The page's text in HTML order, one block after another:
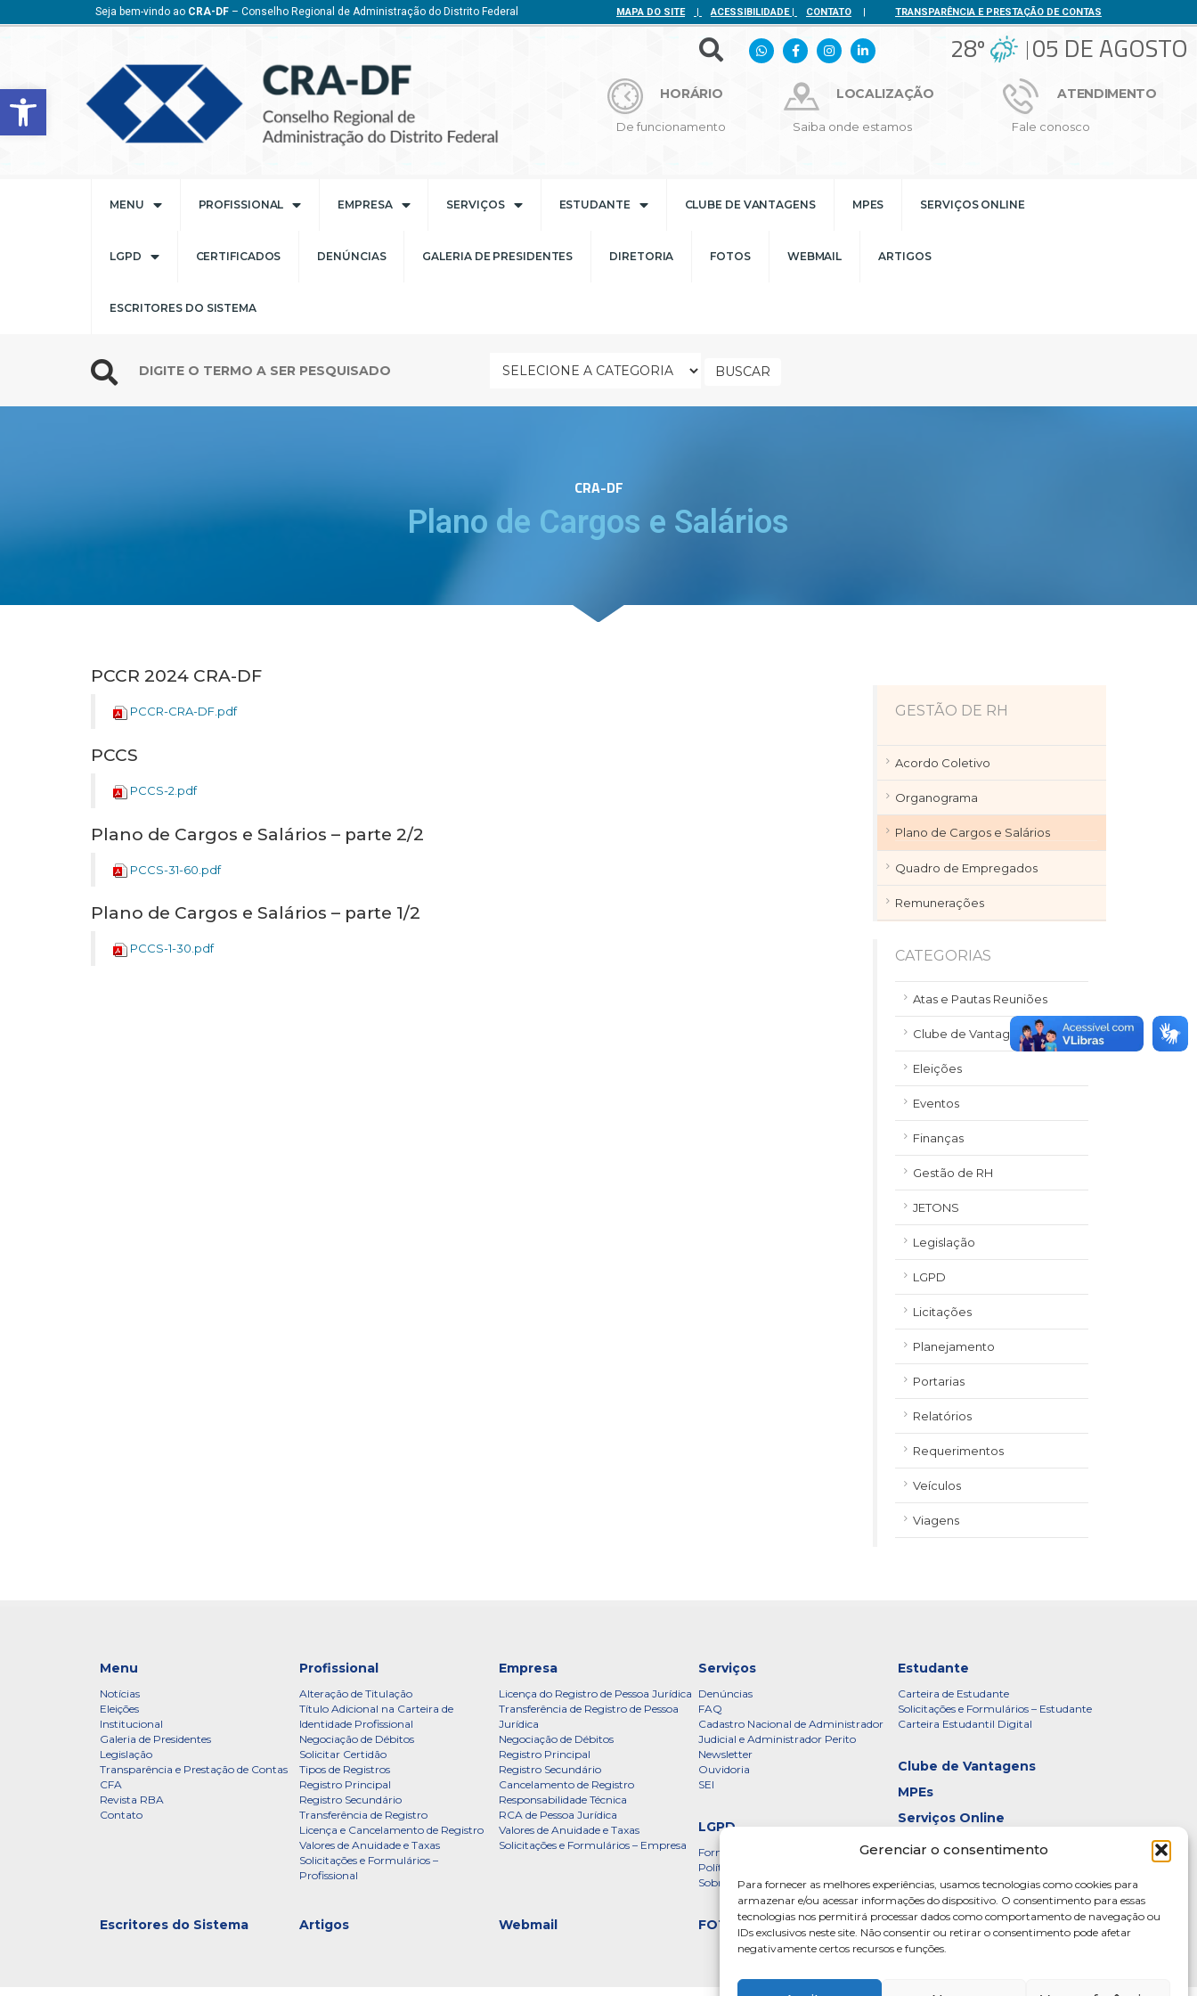
Barra de Ferramentas Aberta
Gerenciar o consentimento
Para fornecer as melhores experiências, usamos tecnologias como cookies para
armazenar e/ou acessar informações do dispositivo. O consentimento para essas
tecnologias nos permitirá processar dados como comportamento de navegação ou
IDs exclusivos neste site. Não consentir ou retirar o consentimento pode afetar
negativamente certos recursos e funções.
Seja bem-vindo ao CRA-DF – Conselho Regional de Administração do Distrito Federal MAPA DO SITE | ACESSIBILIDADE| CONTATO | TRANSPARÊNCIA E PRESTAÇÃO DE CONTAS
28º 05 DE AGOSTO
HORÁRIO
De funcionamento
LOCALIZAÇÃO
Saiba onde estamos
ATENDIMENTO
Fale conosco
MENU PROFISSIONAL EMPRESA SERVIÇOS ESTUDANTE CLUBE DE VANTAGENS MPES SERVIÇOS ONLINE
LGPD CERTIFICADOS DENÚNCIAS GALERIA DE PRESIDENTES DIRETORIA FOTOS WEBMAIL ARTIGOS
ESCRITORES DO SISTEMA
BUSCAR
CRA-DF
Plano de Cargos e Salários
PCCR 2024 CRA-DF
PCCR-CRA-DF.pdf
PCCS
PCCS-2.pdf
Plano de Cargos e Salários – parte 2/2
PCCS-31-60.pdf
Plano de Cargos e Salários – parte 1/2
PCCS-1-30.pdf
GESTÃO DE RH
Acordo Coletivo
Organograma
Plano de Cargos e Salários
Quadro de Empregados
Remunerações
CATEGORIAS
Atas e Pautas Reuniões
Clube de Vantagens
Eleições
Eventos
Finanças
Gestão de RH
JETONS
Legislação
LGPD
Licitações
Planejamento
Portarias
Relatórios
Requerimentos
Veículos
Viagens
Menu
Notícias
Eleições
Institucional
Galeria de Presidentes
Legislação
Transparência e Prestação de Contas
CFA
Revista RBA
Contato
Profissional
Alteração de Titulação
Título Adicional na Carteira de
Identidade Profissional
Negociação de Débitos
Solicitar Certidão
Tipos de Registros
Registro Principal
Registro Secundário
Transferência de Registro
Licença e Cancelamento de Registro
Valores de Anuidade e Taxas
Solicitações e Formulários –
Profissional
Empresa
Licença do Registro de Pessoa Jurídica
Transferência de Registro de Pessoa
Jurídica
Negociação de Débitos
Registro Principal
Registro Secundário
Cancelamento de Registro
Responsabilidade Técnica
RCA de Pessoa Jurídica
Valores de Anuidade e Taxas
Solicitações e Formulários – Empresa
Serviços
Denúncias
FAQ
Cadastro Nacional de Administrador
Judicial e Administrador Perito
Newsletter
Ouvidoria
SEI
Estudante
Carteira de Estudante
Solicitações e Formulários – Estudante
Carteira Estudantil Digital
Clube de Vantagens
MPEs
Serviços Online
LGPD
Formulário
Política de Privacidade – CRADF
Sobre a LGPD
Certificados
Galeria de Presidentes
Diretoria
FOTOS
Webmail
Artigos
Escritores do Sistema